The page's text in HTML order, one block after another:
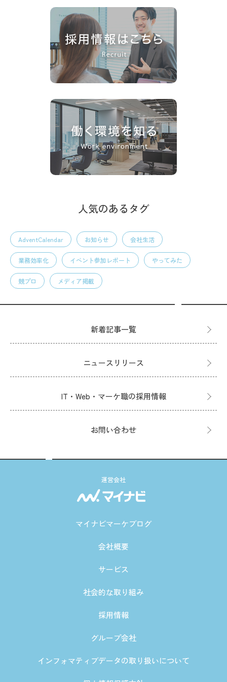
人気のあるタグ
AdventCalendar お知らせ 会社生活
業務効率化 イベント参加レポート やってみた
競プロ メディア掲載
新着記事一覧
ニュースリリース
IT・Web・マーケ職の採用情報
お問い合わせ
運営会社
マイナビマーケブログ
会社概要
サービス
社会的な取り組み
採用情報
グループ会社
インフォマティブデータの取り扱いについて